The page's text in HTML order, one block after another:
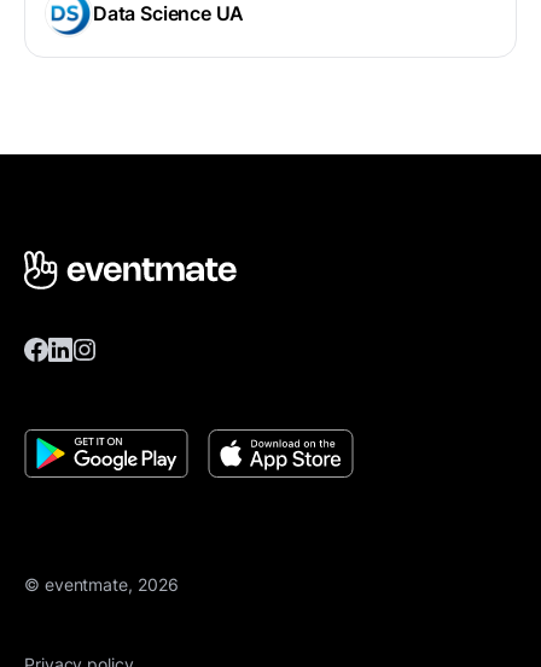
Data Science UA
© eventmate, 2026